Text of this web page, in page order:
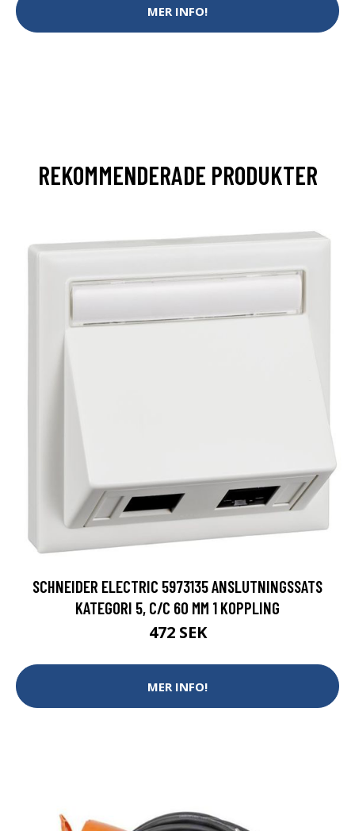
MER INFO!
REKOMMENDERADE PRODUKTER
SCHNEIDER ELECTRIC 5973135 ANSLUTNINGSSATS
KATEGORI 5, C/C 60 MM 1 KOPPLING
472 SEK
MER INFO!